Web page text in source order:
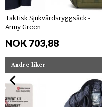
Taktisk Sjukvårdsryggsäck -
Army Green
NOK 703,88
Andre liker